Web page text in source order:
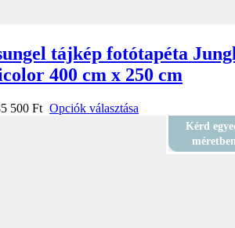
tájkép fotótapéta
400 cm x 250 cm
500 Ft Opciók választása
Kérd